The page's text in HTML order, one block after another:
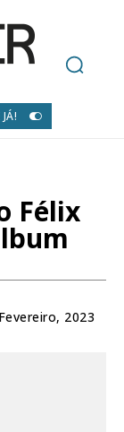
Félix
2023